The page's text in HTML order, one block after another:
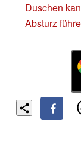
Duschen
Absturz